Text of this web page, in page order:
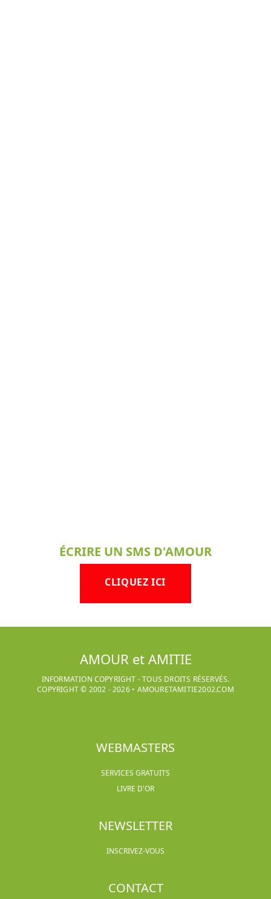
ÉCRIRE UN SMS D'AMOUR
CLIQUEZ ICI
AMOUR et AMITIE
INFORMATION COPYRIGHT - TOUS DROITS RÉSERVÉS.
COPYRIGHT © 2002 -2026• AMOURETAMITIE2002.COM
WEBMASTERS
SERVICES GRATUITS
LIVRE D'OR
NEWSLETTER
INSCRIVEZ-VOUS
CONTACT